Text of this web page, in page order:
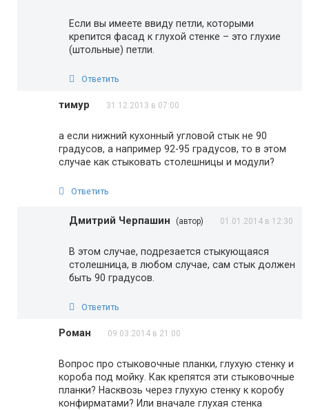
Если вы имеете ввиду петли, которыми
крепится фасад к глухой стенке – это глухие
(штольные) петли.
Ответить
тимур 31.12.2013 в 07:00
а если нижний кухонный угловой стык не 90
градусов, а например 92-95 градусов, то в этом
случае как стыковать столешницы и модули?
Ответить
Дмитрий Черпашин (автор) 01.01.2014 в 12:30
В этом случае, подрезается стыкующаяся
столешница, в любом случае, сам стык должен
быть 90 градусов.
Ответить
Роман 09.03.2014 в 21:00
Вопрос про стыковочные планки, глухую стенку и
короба под мойку. Как крепятся эти стыковочные
планки? Насквозь через глухую стенку к коробу
конфирматами? Или вначале глухая стенка